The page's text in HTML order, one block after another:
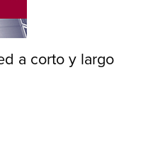
a corto y largo